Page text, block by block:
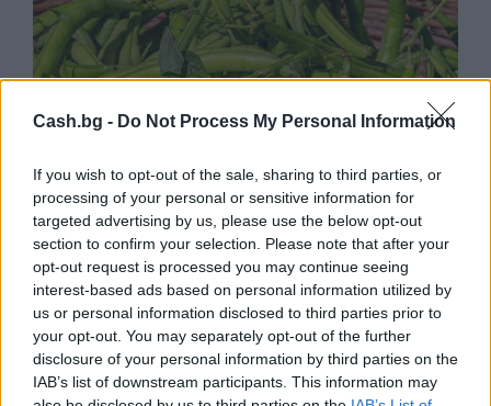
Cash.bg - Do Not Process My Personal Information
If you wish to opt-out of the sale, sharing to third parties, or
processing of your personal or sensitive information for
targeted advertising by us, please use the below opt-out
section to confirm your selection. Please note that after your
opt-out request is processed you may continue seeing
interest-based ads based on personal information utilized by
us or personal information disclosed to third parties prior to
your opt-out. You may separately opt-out of the further
disclosure of your personal information by third parties on the
IAB’s list of downstream participants. This information may
Изплатени са над 32 млн. лв. на
производителите на протеинови
култури